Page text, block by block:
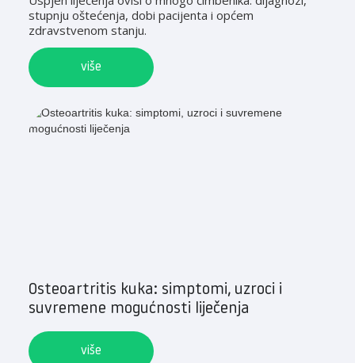
stupnju oštećenja, dobi pacijenta i općem
zdravstvenom stanju.
više
Osteoartritis kuka: simptomi, uzroci i
suvremene mogućnosti liječenja
više